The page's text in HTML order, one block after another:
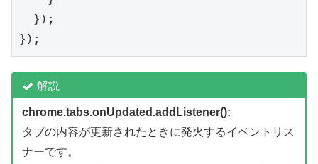
  });
解説
chrome.tabs.onUpdated.addListener():
タブの内容が更新されたときに発火するイベントリス
ナーです。